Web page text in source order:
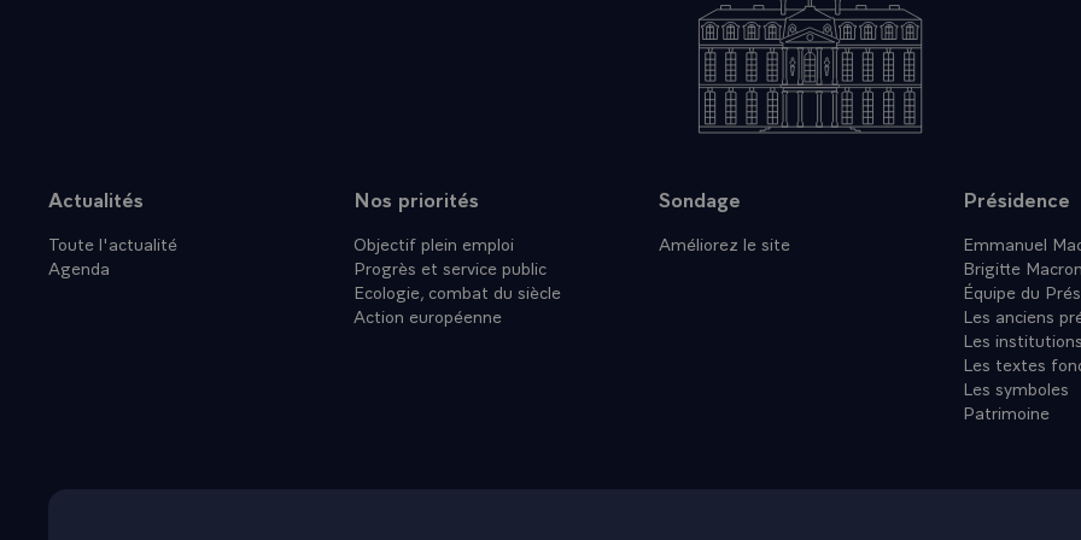
Plan du site
Actualités
Toute l'actualité
Agenda
Nos priorités
Objectif plein emploi
Progrès et service public
Ecologie, combat du siècle
Action européenne
Sondage
Améliorez le site
Présidence
Emmanuel
Brigitte Macron
Équipe du
Les anciens
Les institutions
Les textes
Les symboles
Patrimoine